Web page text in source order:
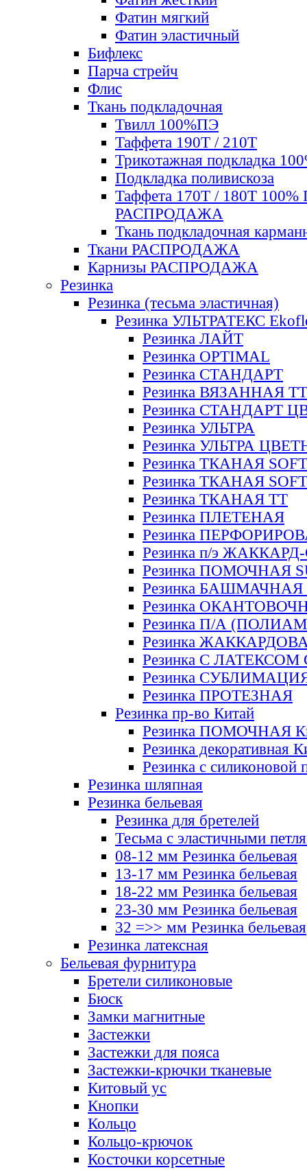
Фатин мягкий
Фатин элаcтичный
Бифлекс
Парча стрейч
Флис
Ткань подкладочная
Твилл 100%ПЭ
Таффета 190Т / 210Т
Трикотажная подкладка
Подкладка поливискоза
Таффета 170Т / 180Т 100%
РАСПРОДАЖА
Ткань подкладочная
Ткани РАСПРОДАЖА
Карнизы РАСПРОДАЖА
Резинка
Резинка (тесьма эластичная)
Резинка УЛЬТРАТЕКС
Резинка ЛАЙТ
Резинка OPTIMAL
Резинка СТАНДАРТ
Резинка ВЯЗАННАЯ ТТ
Резинка СТАНДАРТ
Резинка УЛЬТРА
Резинка УЛЬТРА
Резинка ТКАНАЯ SOFT
Резинка ТКАНАЯ
Резинка ТКАНАЯ ТТ
Резинка ПЛЕТЕНАЯ
Резинка
Резинка п/э
Резинка ПОМОЧНАЯ
Резинка БАШМАЧНАЯ
Резинка
Резинка П/А
Резинка
Резинка С ЛАТЕКСОМ
Резинка
Резинка ПРОТЕЗНАЯ
Резинка пр-во Китай
Резинка ПОМОЧНАЯ
Резинка декоративная
Резинка с силиконовой
Резинка шляпная
Резинка бельевая
Резинка для бретелей
Тесьма с эластичными
08-12 мм Резинка бельевая
13-17 мм Резинка бельевая
18-22 мм Резинка бельевая
23-30 мм Резинка бельевая
32 =>> мм Резинка бельевая
Резинка латексная
Бельевая фурнитура
Бретели силиконовые
Бюск
Замки магнитные
Застежки
Застежки для пояса
Застежки-крючки тканевые
Китовый ус
Кнопки
Кольцо
Кольцо-крючок
Косточки корсетные